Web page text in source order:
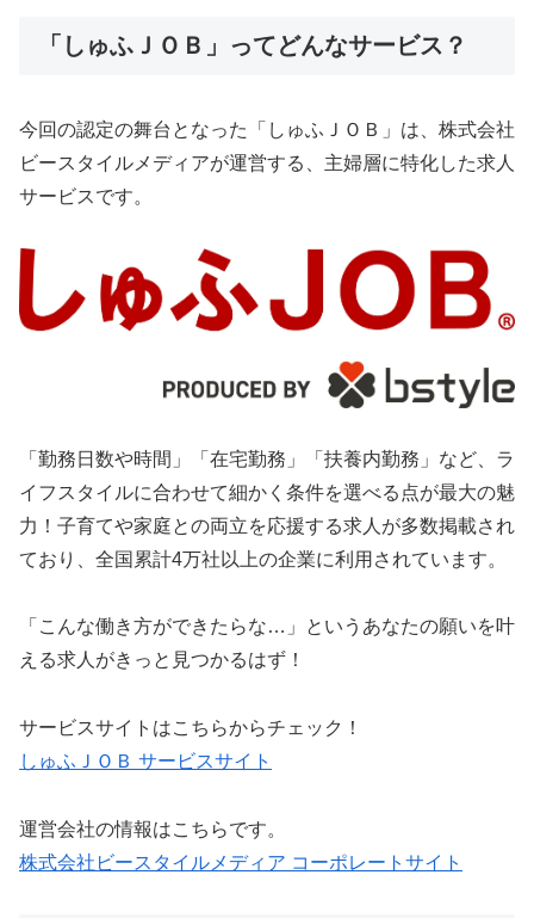
「しゅふＪＯＢ」ってどんなサービス？
今回の認定の舞台となった「しゅふＪＯＢ」は、株式会社
ビースタイルメディアが運営する、主婦層に特化した求人
サービスです。
「勤務日数や時間」「在宅勤務」「扶養内勤務」など、ラ
イフスタイルに合わせて細かく条件を選べる点が最大の魅
力！子育てや家庭との両立を応援する求人が多数掲載され
ており、全国累計4万社以上の企業に利用されています。
「こんな働き方ができたらな…」というあなたの願いを叶
える求人がきっと見つかるはず！
サービスサイトはこちらからチェック！
しゅふＪＯＢ サービスサイト
運営会社の情報はこちらです。
株式会社ビースタイルメディア コーポレートサイト